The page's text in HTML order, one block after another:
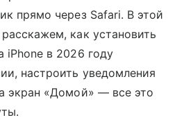
прямо через Safari. В этой
как установить
iPhone в 2026 году
настроить уведомления
экран «Домой» — все это